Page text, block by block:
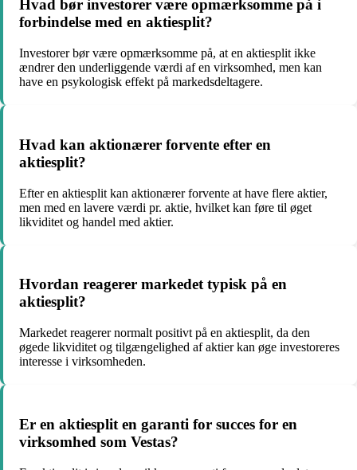
Hvad bør investorer være opmærksomme på i
forbindelse med en aktiesplit?
Investorer bør være opmærksomme på, at en aktiesplit ikke
ændrer den underliggende værdi af en virksomhed, men kan
have en psykologisk effekt på markedsdeltagere.
Hvad kan aktionærer forvente efter en
aktiesplit?
Efter en aktiesplit kan aktionærer forvente at have flere aktier,
men med en lavere værdi pr. aktie, hvilket kan føre til øget
likviditet og handel med aktier.
Hvordan reagerer markedet typisk på en
aktiesplit?
Markedet reagerer normalt positivt på en aktiesplit, da den
øgede likviditet og tilgængelighed af aktier kan øge investoreres
interesse i virksomheden.
Er en aktiesplit en garanti for succes for en
virksomhed som Vestas?